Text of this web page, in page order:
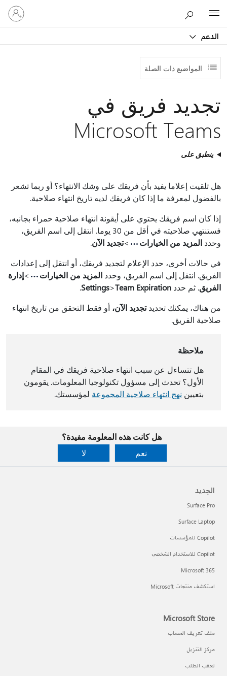
الدعم
تسجيل
الدخول
إلى
المواضيع ذات الصلة
تجديد فريق في
Microsoft Teams
ينطبق على
هل تلقيت إعلاما يفيد بأن فريقك على وشك الانتهاء؟ أو ربما تشعر
بالفضول لمعرفة ما إذا كان فريقك لديه تاريخ انتهاء صلاحية.
إذا كان اسم فريقك يحتوي على أيقونة انتهاء صلاحية حمراء بجانبه،
فستنتهي صلاحيته في أقل من 30 يوما. انتقل إلى اسم الفريق،
وحدد المزيد من الخيارات >تجديد الآن.
في حالات أخرى، حدد الإعلام لتجديد فريقك، أو انتقل إلى إعدادات
الفريق. انتقل إلى اسم الفريق، وحدد المزيد من الخيارات >إدارة
الفريق. ثم حدد Settings>Team Expiration
.
من هناك، يمكنك تحديدتجديد الآن، أو فقط التحقق من تاريخ انتهاء
صلاحية الفريق.
ملاحظة
هل تتساءل عن سبب انتهاء صلاحية فريقك في المقام
الأول؟ تحدث إلى مسؤول تكنولوجيا المعلومات. يقومون
بتعيين نهج انتهاء صلاحية المجموعة لمؤسستك.
هل كانت هذه المعلومة مفيدة؟
نعم
لا
الجديد
Surface Pro
Surface Laptop
Copilot للمؤسسات
Copilot للاستخدام الشخصي
Microsoft 365
استكشف منتجات Microsoft
Microsoft Store
ملف تعريف الحساب
مركز التنزيل
تعقب الطلب